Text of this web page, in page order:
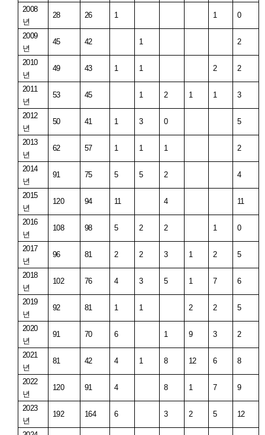
2008
년
28 26 1 1 0
2009
년
45 42 1 2
2010
년
49 43 1 1 2 2
2011
년
53 45 1 2 1 1 3
2012
년
50 41 1 3 0 5
2013
년
62 57 1 1 1 2
2014
년
91 75 5 5 2 4
2015
년
120 94 11 4 11
2016
년
108 98 5 2 2 1 0
2017
년
96 81 2 2 3 1 2 5
2018
년
102 76 4 3 5 1 7 6
2019
년
92 81 1 1 2 2 5
2020
년
91 70 6 1 9 3 2
2021
년
81 42 4 1 8 12 6 8
2022
년
120 91 4 8 1 7 9
2023
년
192 164 6 3 2 5 12